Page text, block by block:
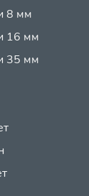
8 мм
16 мм
35 мм